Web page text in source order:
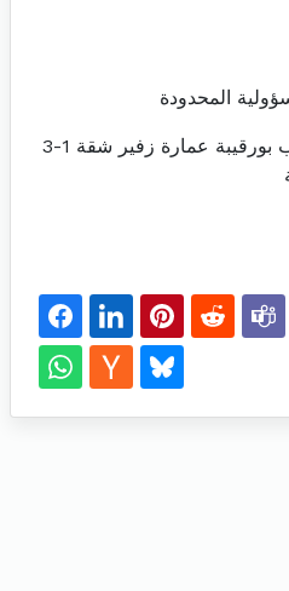
المحدودة
10 شارع الحبيب بورقيبة عمارة زفير شقة 1-3